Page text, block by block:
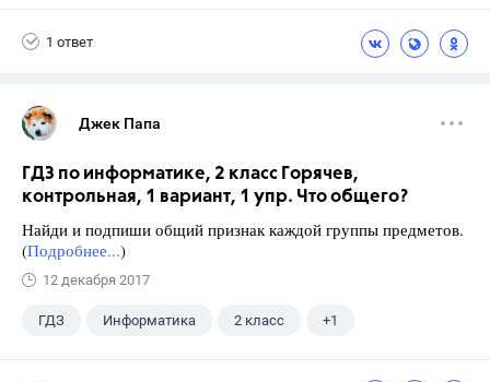
1 ответ
Джек Папа
ГДЗ по информатике, 2 класс Горячев,
контрольная, 1 вариант, 1 упр. Что общего?
Найди и подпиши общий признак каждой группы предметов.
(Подробнее...)
12 декабря 2017
ГДЗ Информатика 2 класс +1